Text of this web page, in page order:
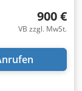
900 €
VB zzgl. MwSt.